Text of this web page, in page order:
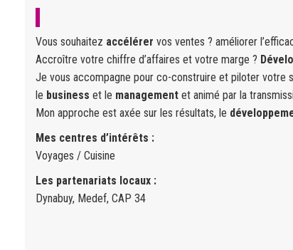
Vous souhaitez accélérer vos ventes ? améliorer
Accroître votre chiffre d’affaires et votre marge ?
Je vous accompagne pour co-construire et piloter votre
le business et le management et animé par la
Mon approche est axée sur les résultats, le
Mes centres d’intérêts :
Voyages / Cuisine
Les partenariats locaux :
Dynabuy, Medef, CAP 34